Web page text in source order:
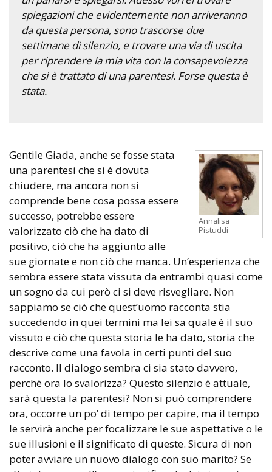
spiegazioni che evidentemente non arriveranno
da questa persona, sono trascorse due
settimane di silenzio, e trovare una via di uscita
per riprendere la mia vita con la consapevolezza
che si è trattato di una parentesi. Forse questa è
stata.
Annalisa
Pistuddi
Gentile Giada, anche se fosse stata
una parentesi che si è dovuta
chiudere, ma ancora non si
comprende bene cosa possa essere
successo, potrebbe essere
valorizzato ciò che ha dato di
positivo, ciò che ha aggiunto alle
sue giornate e non ciò che manca. Un’esperienza che
sembra essere stata vissuta da entrambi quasi come
un sogno da cui però ci si deve risvegliare. Non
sappiamo se ciò che quest’uomo racconta stia
succedendo in quei termini ma lei sa quale è il suo
vissuto e ciò che questa storia le ha dato, storia che
descrive come una favola in certi punti del suo
racconto. Il dialogo sembra ci sia stato davvero,
perchè ora lo svalorizza? Questo silenzio è attuale,
sarà questa la parentesi? Non si può comprendere
ora, occorre un po’ di tempo per capire, ma il tempo
le servirà anche per focalizzare le sue aspettative o le
sue illusioni e il significato di queste. Sicura di non
poter avviare un nuovo dialogo con suo marito? Se